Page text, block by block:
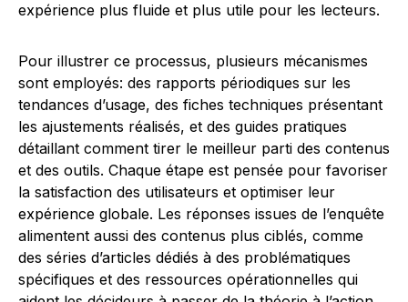
expérience plus fluide et plus utile pour les lecteurs.
Pour illustrer ce processus, plusieurs mécanismes
sont employés: des rapports périodiques sur les
tendances d’usage, des fiches techniques présentant
les ajustements réalisés, et des guides pratiques
détaillant comment tirer le meilleur parti des contenus
et des outils. Chaque étape est pensée pour favoriser
la satisfaction des utilisateurs et optimiser leur
expérience globale. Les réponses issues de l’enquête
alimentent aussi des contenus plus ciblés, comme
des séries d’articles dédiés à des problématiques
spécifiques et des ressources opérationnelles qui